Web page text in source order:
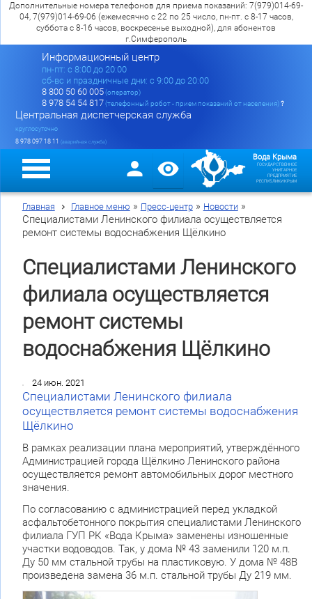
Дополнительные номера телефонов для приема показаний: 7(979)014-69-
04, 7(979)014-69-06 (ежемесячно с 22 по 25 число, пн-пт. с 8-17 часов,
суббота с 8-16 часов, воскресенье выходной), для абонентов
г.Симферополь
Информационный центр
пн-пт: c 8:00 до 20:00
сб-вс и праздничные дни: с 9:00 до 20:00
8 800 50 60 005(оператор)
8 978 54 54 817(телефонный робот - прием показаний от населения)?
Центральная диспетчерская служба
круглосуточно
8 978 097 18 11 (аварийная служба)
Вода Крыма
ГОСУДАРСТВЕННОЕ
УНИТАРНОЕ
ПРЕДПРИЯТИЕ
РЕСПУБЛИКИ КРЫМ
Главная Главное меню » Пресс-центр» Новости»
Специалистами Ленинского филиала осуществляется
ремонт системы водоснабжения Щёлкино
Специалистами Ленинского
филиала осуществляется
ремонт системы
водоснабжения Щёлкино
24 июн. 2021
Специалистами Ленинского филиала
осуществляется ремонт системы водоснабжения
Щёлкино
В рамках реализации плана мероприятий, утверждённого
Администрацией города Щёлкино Ленинского района
осуществляется ремонт автомобильных дорог местного
значения.
По согласованию с администрацией перед укладкой
асфальтобетонного покрытия специалистами Ленинского
филиала ГУП РК «Вода Крыма» заменены изношенные
участки водоводов. Так, у дома № 43 заменили 120 м.п.
Ду 50 мм стальной трубы на пластиковую. У дома № 48В
произведена замена 36 м.п. стальной трубы Ду 219 мм.